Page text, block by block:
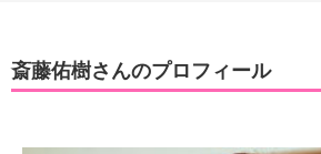
斎藤佑樹さんのプロフィール